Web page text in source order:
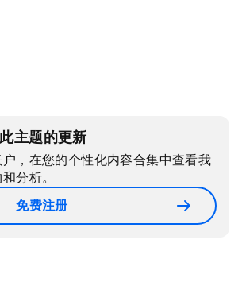
主题的更新
，在您的个性化内容合集中查看我
分析。
免费注册